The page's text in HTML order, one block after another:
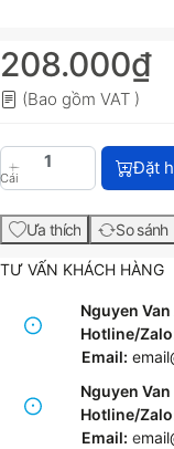
208.000₫
(Bao gồm VAT )
Cái
Mực in
Đặt
Ưa thích So sánh
TƯ VẤN KHÁCH HÀNG
Nguyen Van
Hotline/
Email:
Nguyen Van
Hotline/Zalo
Email: e